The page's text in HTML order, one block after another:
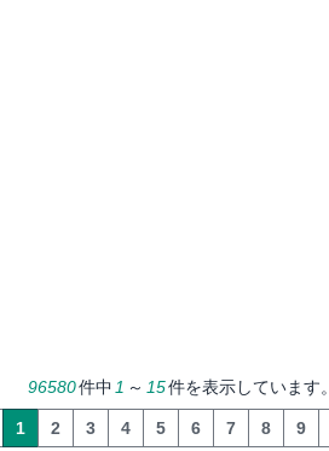
96580件中 1 ～ 15件を表示しています。
1 2 3 4 5 6 7 8 9